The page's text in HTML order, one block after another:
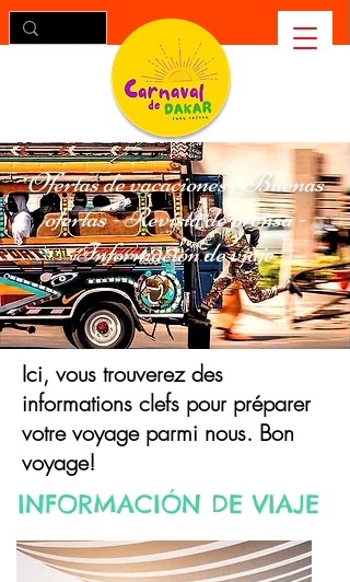
Ofertas de vacaciones - Buenas
ofertas - Revista de prensa -
Información de viaje
Ici, vous trouverez des
informations clefs pour préparer
votre voyage parmi nous. Bon
voyage!
INFORMACIÓN DE VIAJE